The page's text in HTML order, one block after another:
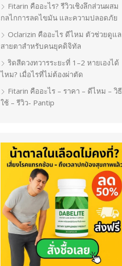
Fitarin คืออะไร? รีวิวเชิงลึกส่วนผสม
กลไกการลดไขมัน และความปลอดภัย
Oclarizin คืออะไร ดีไหม ตัวช่วยดูแล
สายตาสำหรับคนยุคดิจิทัล
ริดสีดวงทวารระยะที่ 1–2 หายเองได้
ไหม? เมื่อไรที่ไม่ต้องผ่าตัด
Fitarin คืออะไร – ราคา – ดีไหม – วิธี
ใช้ – รีวิว- Pantip